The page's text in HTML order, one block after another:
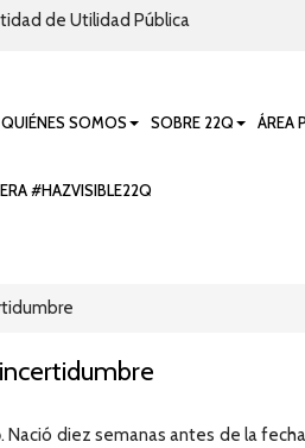
de Utilidad Pública
QUIÉNES SOMOS SOBRE 22Q ÁREA
#HAZVISIBLE22Q
. Nació diez semanas antes de la